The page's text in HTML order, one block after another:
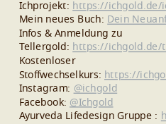
Ichprojekt: https://ichgold.de/
Mein neues Buch: Dein
Infos & Anmeldung zu
Tellergold: https://ichgold.de/
Kostenloser
Stoffwechselkurs: https://
Instagram: @ichgold
Facebook: @Ichgold
Ayurveda Lifedesign Gruppe :